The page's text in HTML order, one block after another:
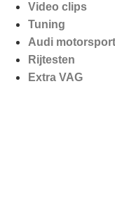
Video clips
Tuning
Audi motorsport
Rijtesten
Extra VAG